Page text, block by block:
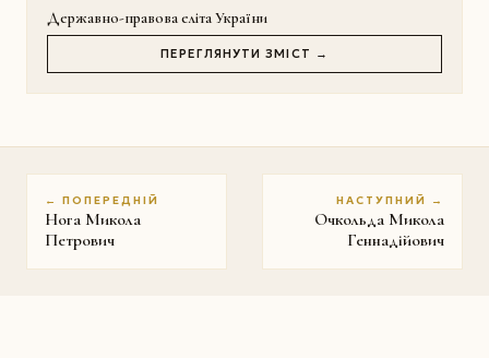
Державно-правова еліта України
ПЕРЕГЛЯНУТИ ЗМІСТ →
← ПОПЕРЕДНІЙ
Нога Микола
Петрович
НАСТУПНИЙ →
Очкольда Микола
Геннадійович